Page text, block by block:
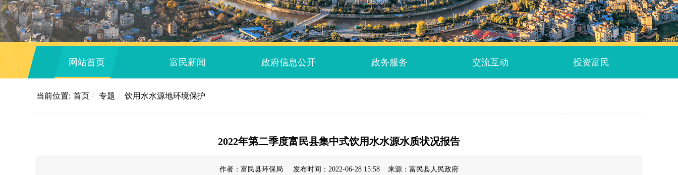
网站首页 富民新闻 政府信息公开 政务服务 交流互动 投资富民
当前位置: 首页 / 专题 / 饮用水水源地环境保护
2022年第二季度富民县集中式饮用水水源水质状况报告
作者：富民县环保局 发布时间：2022-06-28 15:58 来源：富民县人民政府